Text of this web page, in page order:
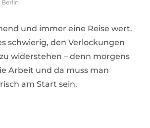
Berlin
und immer eine Reise wert.
schwierig, den Verlockungen
widerstehen – denn morgens
Arbeit und da muss man
am Start sein.